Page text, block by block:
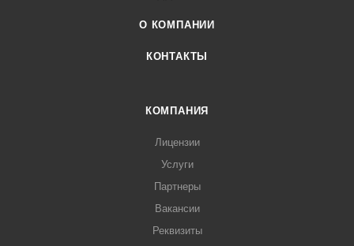
О КОМПАНИИ
КОНТАКТЫ
КОМПАНИЯ
Лицензии
Услуги
Партнеры
Вакансии
Реквизиты